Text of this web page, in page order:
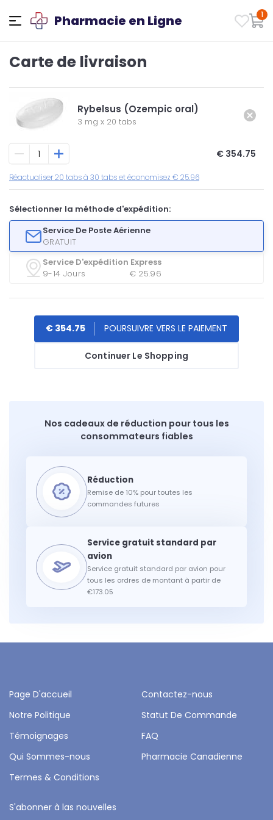
Pharmacie en Ligne 1
Carte de livraison
Rybelsus (Ozempic oral)
3 mg x 20 tabs
€ 354.75
Réactualiser 20 tabs à 30 tabs et économisez € 25.96
Sélectionner la méthode d'expédition:
Service De Poste Aérienne
GRATUIT
Service D'expédition Express
9-14 Jours
€ 25.96
Continuer Le Shopping
€ 354.75
Nos cadeaux de réduction pour tous les
consommateurs fiables
Remise de 10% pour toutes les
commandes futures
Service gratuit standard par avion pour
tous les ordres de montant à partir de
€173.05
Page D'accueil
Contactez-nous
Notre Politique
Statut De Commande
Témoignages
FAQ
Qui Sommes-nous
Pharmacie Canadienne
Termes & Conditions
S'abonner à las nouvelles